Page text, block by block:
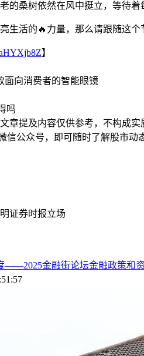
的桑树依然在风中挺立，等待着
生活的🔥力量，那么请跟随这
】
面向消费者的智能眼镜
吗
章提及内容仅供参考，不构成
信公众号，即可随时了解股市动
证券时报立场
——2025金融街论坛金融政策和